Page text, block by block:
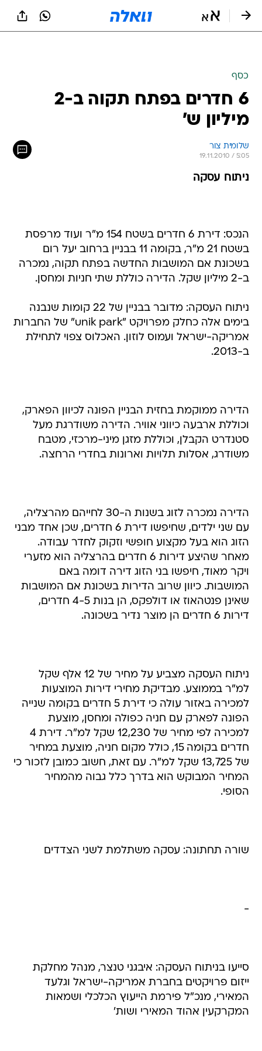
כסף
6 חדרים בפתח תקוה ב-2
מיליון ש'
שלומית צור
19.11.2010 / 5:05
ניתוח עסקה
הנכס: דירת 6 חדרים בשטח 154 מ"ר ועוד מרפסת
בשטח 21 מ"ר, בקומה 11 בבניין ברחוב יעל רום
בשכונת אם המושבות החדשה בפתח תקוה, נמכרה
ב-2 מיליון שקל. הדירה כוללת שתי חניות ומחסן.
ניתוח העסקה: מדובר בבניין של 22 קומות שנבנה
בימים אלה כחלק מפרויקט "unik park" של החברות
אמריקה-ישראל ועמוס לוזון. האכלוס צפוי לתחילת
ב-2013.
הדירה ממוקמת בחזית הבניין הפונה לכיוון הפארק,
וכוללת ארבעה כיווני אוויר. הדירה משודרגת מעל
סטנדרט הקבלן, וכוללת מזגן מיני-מרכזי, מטבח
משודרג, אסלות תלויות וארונות בחדרי הרחצה.
הדירה נמכרה לזוג בשנות ה-30 לחייהם מהרצליה,
עם שני ילדים, שחיפשו דירת 6 חדרים, שכן אחד מבני
הזוג הוא בעל מקצוע חופשי וזקוק לחדר עבודה.
מאחר שהיצע דירות 6 חדרים בהרצליה הוא מזערי
ויקר מאוד, חיפשו בני הזוג דירה דומה באם
המושבות. כיוון שרוב הדירות בשכונת אם המושבות
שאינן פנטהאוז או דולפקס, הן בנות 4-5 חדרים,
דירות 6 חדרים הן מוצר נדיר בשכונה.
ניתוח העסקה מצביע על מחיר של 12 אלף שקל
למ"ר בממוצע. מבדיקת מחירי דירות המוצעות
למכירה באזור עולה כי דירת 5 חדרים בקומה שנייה
הפונה לפארק עם חניה כפולה ומחסן, מוצעת
למכירה לפי מחיר של 12,230 שקל למ"ר. דירת 4
חדרים בקומה 15, כולל מקום חניה, מוצעת במחיר
של 13,725 שקל למ"ר. עם זאת, חשוב כמובן לזכור כי
המחיר המבוקש הוא בדרך כלל גבוה מהמחיר
הסופי.
שורה תחתונה: עסקה משתלמת לשני הצדדים
-
סייעו בניתוח העסקה: איבגני טנצר, מנהל מחלקת
ייזום פרויקטים בחברת אמריקה-ישראל וגלעד
המאירי, מנכ"ל פירמת הייעוץ הכלכלי ושמאות
המקרקעין אהוד המאירי ושות'